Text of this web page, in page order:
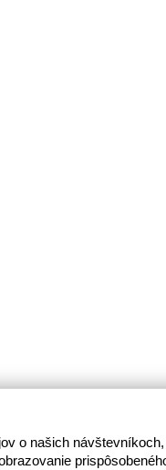
o našich